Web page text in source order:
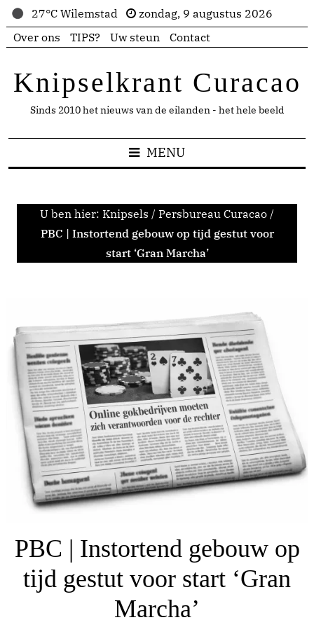
27°C Wilemstad
zondag, 9 augustus 2026
Over ons
TIPS? Uw steun Contact
Knipselkrant Curacao
Sinds 2010 het nieuws van de eilanden - het hele beeld
MENU
U ben hier: Knipsels / Persbureau Curacao /
PBC | Instortend gebouw op tijd gestut voor
start ‘Gran Marcha’
PBC | Instortend gebouw op
tijd gestut voor start ‘Gran
Marcha’